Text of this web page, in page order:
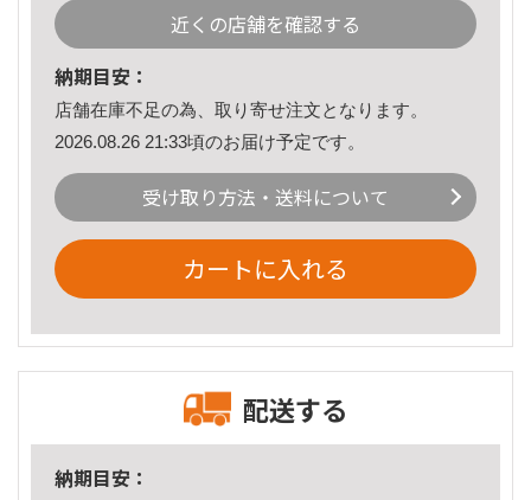
近くの店舗を確認する
納期目安：
店舗在庫不足の為、取り寄せ注文となります。
2026.08.26 21:33頃のお届け予定です。
受け取り方法・送料について
カートに入れる
配送する
納期目安：